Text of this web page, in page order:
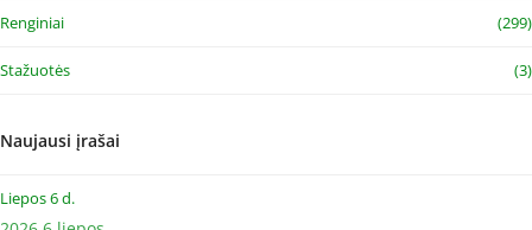
Renginiai (299)
Stažuotės (3)
Naujausi įrašai
Liepos 6 d.